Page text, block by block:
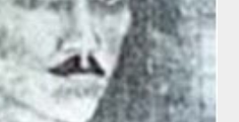
y luego hizo presentaciones
otros programas de corte infantil.
su voz. Empezó a tomar
acompañar en sus
por los conjuntos de Inocente